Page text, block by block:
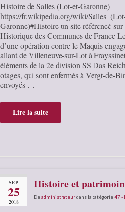
Histoire de Salles (Lot-et-Garonne)
https://fr.wikipedia.org/wiki/
Garonne)#Histoire un site référencé
Historique des Communes de France
d’une opération contre le Maquis
allant de Villeneuve-sur-Lot à
éléments de la 2e division SS Das
otages, qui sont enfermés à Vergt-de-
envoyés …
Lire la suite
SEP
25
2018
Histoire et
Deadministrateurdans la catégorie47 -